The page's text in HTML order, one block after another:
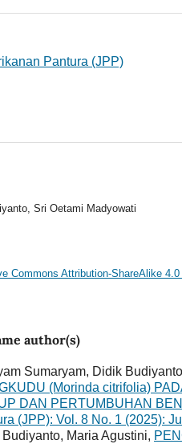
Pantura (JPP)
Sri Oetami Madyowati
Commons Attribution-ShareAlike
author(s)
Sumaryam, Didik
(Morinda citrifolia)
DAN PERTUMBUHAN
(JPP): Vol. 8 No. 1 (2025):
Maria Agustini,